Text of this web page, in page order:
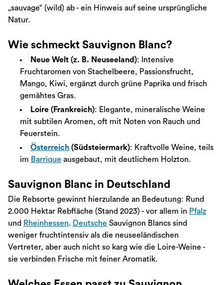
„sauvage“ (wild) ab - ein Hinweis auf seine ursprüngliche
Natur.
Wie schmeckt Sauvignon Blanc?
Neue Welt (z. B. Neuseeland): Intensive
Fruchtaromen von Stachelbeere, Passionsfrucht,
Mango, Kiwi, ergänzt durch grüne Paprika und frisch
gemähtes Gras.
Loire (Frankreich): Elegante, mineralische Weine
mit subtilen Aromen, oft mit Noten von Rauch und
Feuerstein.
Österreich (Südsteiermark): Kraftvolle Weine, teils
im Barrique ausgebaut, mit deutlichem Holzton.
Sauvignon Blanc in Deutschland
Die Rebsorte gewinnt hierzulande an Bedeutung: Rund
2.000 Hektar Rebfläche (Stand 2023) - vor allem in Pfalz
und Rheinhessen. Deutsche Sauvignon Blancs sind
weniger fruchtintensiv als die neuseeländischen
Vertreter, aber auch nicht so karg wie die Loire-Weine -
sie verbinden Frische mit feiner Aromatik.